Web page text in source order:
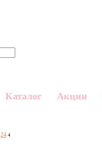
Каталог Акции
24 4